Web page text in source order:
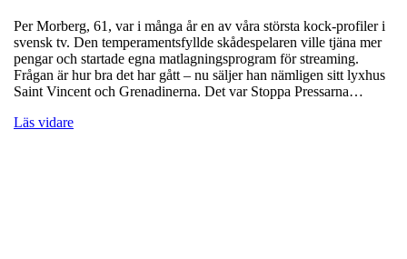
Per Morberg, 61, var i många år en av våra största kock-profiler i
svensk tv. Den temperamentsfyllde skådespelaren ville tjäna mer
pengar och startade egna matlagningsprogram för streaming.
Frågan är hur bra det har gått – nu säljer han nämligen sitt lyxhus
Saint Vincent och Grenadinerna. Det var Stoppa Pressarna…
Läs vidare